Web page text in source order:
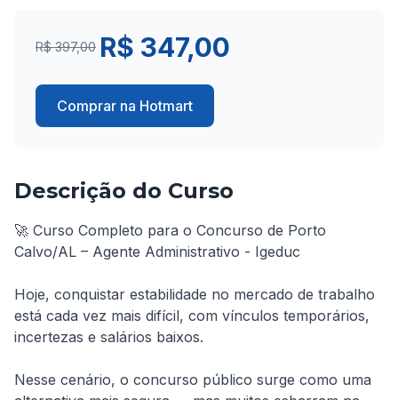
R$ 397,00 R$ 347,00
Comprar na Hotmart
Descrição do Curso
🚀 Curso Completo para o Concurso de Porto
Calvo/AL – Agente Administrativo - Igeduc
Hoje, conquistar estabilidade no mercado de trabalho
está cada vez mais difícil, com vínculos temporários,
incertezas e salários baixos.
Nesse cenário, o concurso público surge como uma